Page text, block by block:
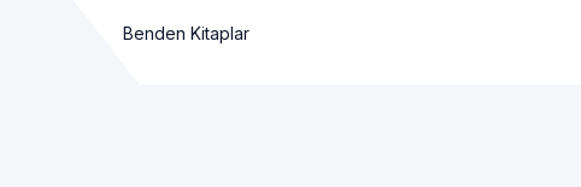
Benden Kitaplar